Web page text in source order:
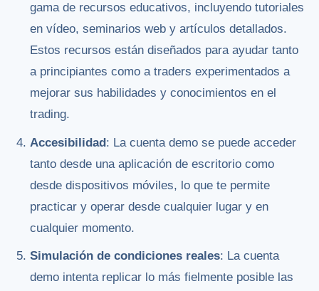
gama de recursos educativos, incluyendo tutoriales
en vídeo, seminarios web y artículos detallados.
Estos recursos están diseñados para ayudar tanto
a principiantes como a traders experimentados a
mejorar sus habilidades y conocimientos en el
trading.
Accesibilidad: La cuenta demo se puede acceder
tanto desde una aplicación de escritorio como
desde dispositivos móviles, lo que te permite
practicar y operar desde cualquier lugar y en
cualquier momento.
Simulación de condiciones reales: La cuenta
demo intenta replicar lo más fielmente posible las